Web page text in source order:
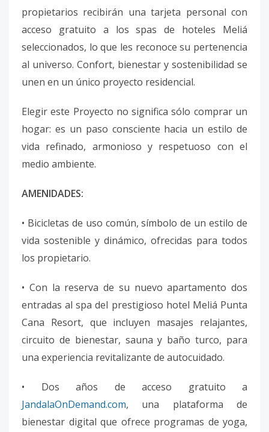
propietarios recibirán una tarjeta personal con
acceso gratuito a los spas de hoteles Meliá
seleccionados, lo que les reconoce su pertenencia
al universo. Confort, bienestar y sostenibilidad se
unen en un único proyecto residencial.
Elegir este Proyecto no significa sólo comprar un
hogar: es un paso consciente hacia un estilo de
vida refinado, armonioso y respetuoso con el
medio ambiente.
AMENIDADES:
• Bicicletas de uso común, símbolo de un estilo de
vida sostenible y dinámico, ofrecidas para todos
los propietario.
• Con la reserva de su nuevo apartamento dos
entradas al spa del prestigioso hotel Meliá Punta
Cana Resort, que incluyen masajes relajantes,
circuito de bienestar, sauna y baño turco, para
una experiencia revitalizante de autocuidado.
• Dos años de acceso gratuito a
JandalaOnDemand.com, una plataforma de
bienestar digital que ofrece programas de yoga,